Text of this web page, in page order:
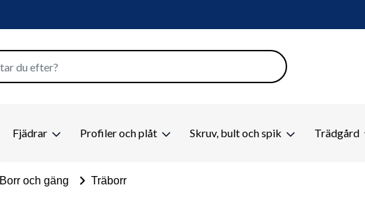
Fjädrar Profiler och plåt Skruv, bult och spik Trädgård
Borr och gäng chevron_right Träborr